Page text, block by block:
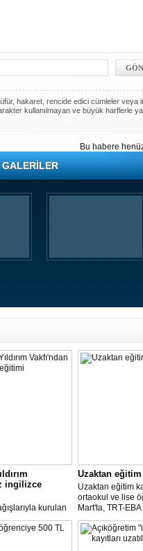
hakaret, rencide edici cümleler veya
kullanılmayan ve büyük harflerle
Bu habere
GALERİLER
ingilizce
kurulan
Vakfı, uzaktan
“English
İngilizce)
Uzaktan eğitim
Uzaktan eğitim
ortaokul ve lise
Mart'ta, TRT-
Ağı (EBA)
eğitim sürecine